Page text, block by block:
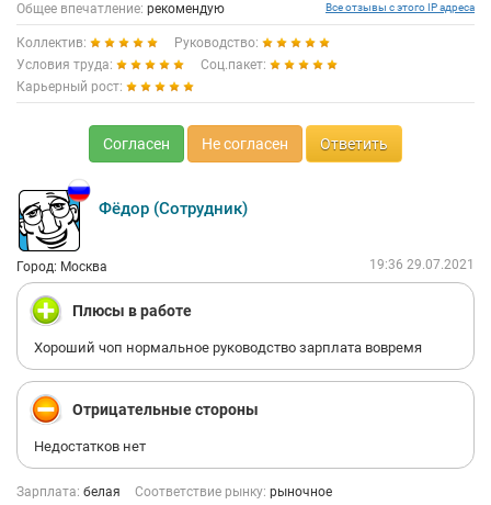
Общее впечатление: рекомендую Все отзывы с этого IP адреса
Коллектив:
Руководство:
Условия труда:
Соц.пакет:
Карьерный рост:
Согласен Не согласен Ответить
Фёдор (Сотрудник)
Город: Москва 19:36 29.07.2021
Плюсы в работе
Хороший чоп нормальное руководство зарплата вовремя
Отрицательные стороны
Недостатков нет
Зарплата: белая Соответствие рынку: рыночное